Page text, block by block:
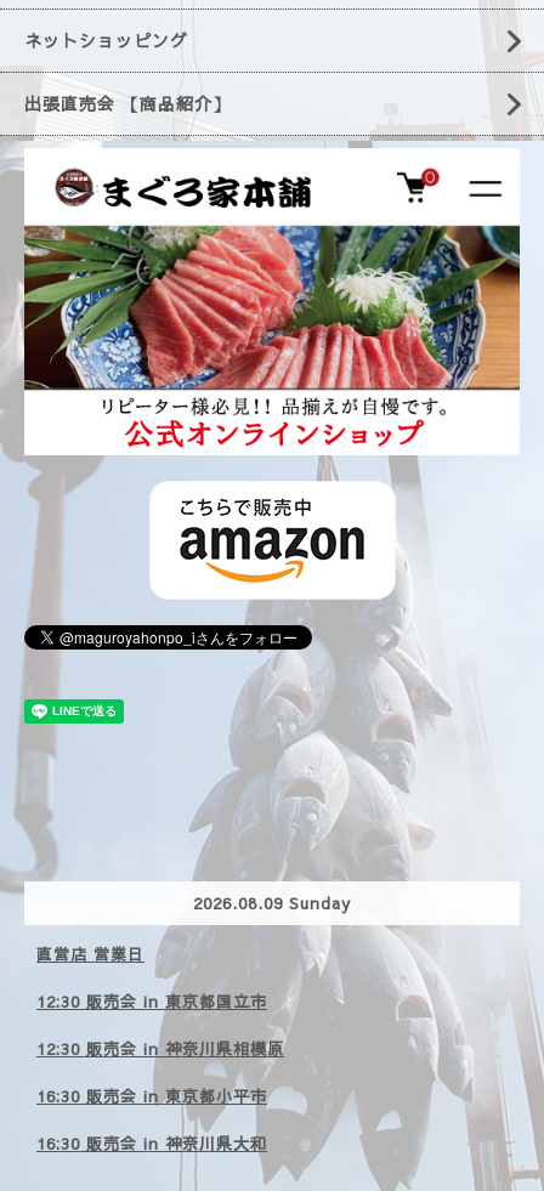
ネットショッピング
出張直売会 【商品紹介】
2026.08.09 Sunday
直営店 営業日
12:30 販売会 in 東京都国立市
12:30 販売会 in 神奈川県相模原
16:30 販売会 in 東京都小平市
16:30 販売会 in 神奈川県大和